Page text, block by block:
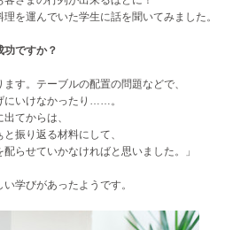
理を運んでいた学生に話を聞いてみました。
功ですか？
す。テーブルの配置の問題などで、
にいけなかったり……。
てからは、
振り返る材料にして、
らせていかなければと思いました。」
学びがあったようです。